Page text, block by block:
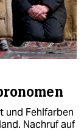
und Fehlfarben
Nachruf auf